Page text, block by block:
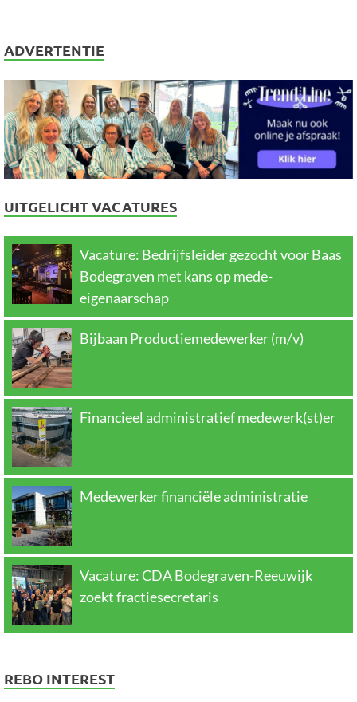
ADVERTENTIE
UITGELICHT VACATURES
Vacature: Bedrijfsleider gezocht voor Baas
Bodegraven met kans op mede-
eigenaarschap
Bijbaan Productiemedewerker (m/v)
Financieel administratief medewerk(st)er
Medewerker financiële administratie
Vacature: CDA Bodegraven-Reeuwijk
zoekt fractiesecretaris
REBO INTEREST